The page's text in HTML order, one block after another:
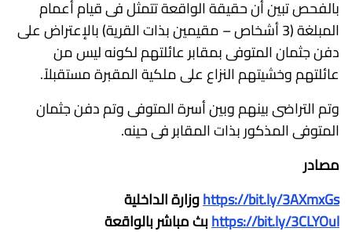
بالفحص تبين أن حقيقة الواقعة تتمثل فى قيام أعمام
المبلغة (3 أشخاص – مقيمين بذات القرية) بالإعتراض على
دفن جثمان المتوفى بمقابر عائلتهم لكونه ليس من
عائلتهم وخشيتهم النزاع على ملكية المقبرة مستقبلاً.
وتم التراضى بينهم وبين أسرة المتوفى وتم دفن جثمان
المتوفى المذكور بذات المقابر فى حينه.
مصادر
https://bit.ly/3AXmxGsوزارة الداخلية
https://bit.ly/3CLYOulبث مباشر بالواقعة